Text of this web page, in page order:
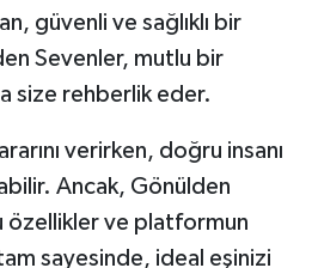
güvenli ve sağlıklı bir
Sevenler, mutlu bir
size rehberlik eder.
verirken, doğru insanı
Ancak, Gönülden
özellikler ve platformun
sayesinde, ideal eşinizi